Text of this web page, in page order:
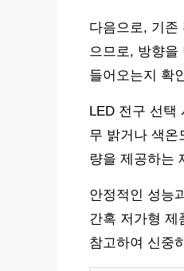
다음으로, 기존
으므로, 방향
들어오는지 확
LED 전구 선택
무 밝거나 색온
량을 제공하는
안정적인 성능
간혹 저가형 제
참고하여 신중